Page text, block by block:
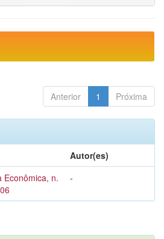
Anterior 1 Próxima
Autor(es)
Econômica, n.
-